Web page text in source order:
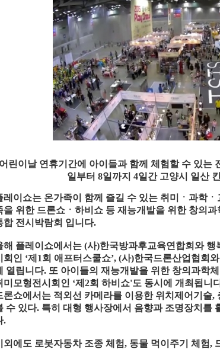
린이날 연휴기간에 아이들과 함께 체험할 수 있는
일부터 8일까지 4일간 고양시 일산
레이쇼는 온가족이 함께 즐길 수 있는 취미ㆍ과학
을 위한 드론쇼ㆍ하비쇼 등 재능개발을 위한 창의
합 전시박람회 입니다.
해 플레이쇼에서는 (사)한국방과후교육연합회와
회인 ‘제1회 애프터스쿨쇼’, (사)한국드론산업협회
열립니다. 또 아이들의 재능개발을 위한 창의과학
미모형전시회인 ‘제2회 하비쇼'도 동시에 개최됩니
론쇼에서는 적외선 카메라를 이용한 위치제어기술
수 있다. 특히 대형 행사장에서 음향과 조명장치를
.
외에도 로봇자동차 조종 체험, 동물 먹이주기 체험,